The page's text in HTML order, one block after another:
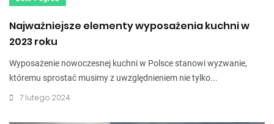
Najważniejsze elementy wyposażenia kuchni w
2023 roku
Wyposażenie nowoczesnej kuchni w Polsce stanowi wyzwanie,
któremu sprostać musimy z uwzględnieniem nie tylko...
7 lutego 2024